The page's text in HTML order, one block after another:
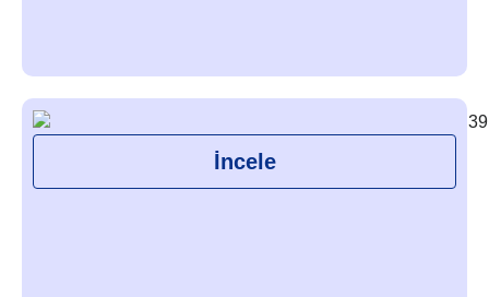
İncele